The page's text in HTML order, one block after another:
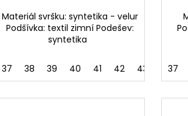
Materiál svršku: syntetika - velur
Podšívka: textil zimní Podešev:
syntetika
37 38 39 40 41 42 43 37